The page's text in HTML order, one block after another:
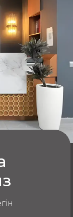
ұсыныстар
әрі айқын
та
бар